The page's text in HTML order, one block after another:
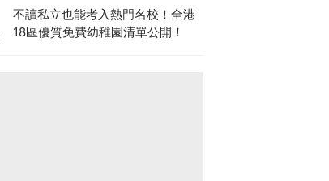
不讀私立也能考入熱門名校！全港
18區優質免費幼稚園清單公開！